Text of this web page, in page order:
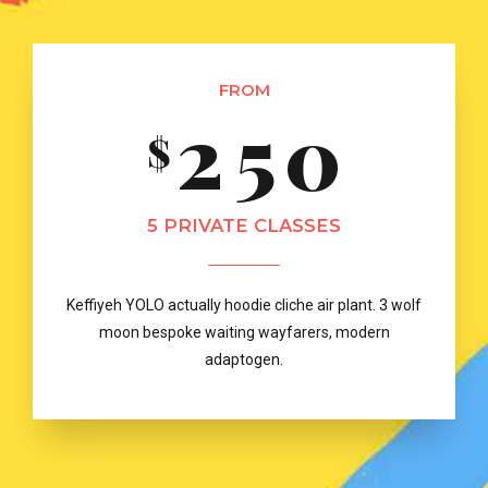
7
8
9
0
FROM
$
1
2
3
4
5
4
5
6
7
8
9
0
5 PRIVATE CLASSES
Keffiyeh YOLO actually hoodie cliche air plant. 3 wolf
moon bespoke waiting wayfarers, modern
adaptogen.
0
1
2
3
4
5
6
6
7
8
0
1
2